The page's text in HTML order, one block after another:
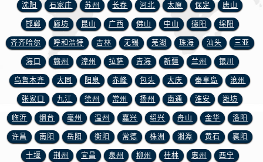
江苏省盐城市盐都区世纪大道5号盐城金融城写字楼1号楼16层1604室宝玑售后服务中心（需提前预约）
江苏省扬州市邗江区国展路29号星耀天地写字楼1号楼18层1803室宝玑售后服务中心（需提前预约）
江苏省镇江市京口区中山东路宝玑售后服务中心（需提前预约）
江西省抚州市临川区赣东大道宝玑售后服务中心（需提前预约）
江西省赣州市章贡区文清路宝玑售后服务中心（需提前预约）
江西省吉安市吉州区井冈山大道宝玑售后服务中心（需提前预约）
江西省景德镇市珠山区珠山中路宝玑售后服务中心（需提前预约）
江西省九江市浔阳区浔阳路宝玑售后服务中心（需提前预约）
江西省南昌市红谷滩新区红谷中大道998号绿地双子塔（中央广场）A1座办公楼14层1407室宝玑售后服务中心（需提前预约）
江西省萍乡市安源区萍安北大道与康庄路交叉口宝玑售后服务中心（需提前预约）
沈阳 石家庄 苏州 长春 河北 太原 保定 唐山
邯郸 廊坊 昆山 广西 佛山 中山 德阳 绵阳
齐齐哈尔 呼和浩特 吉林 无锡 芜湖 珠海 汕头 三亚
海口 赣州 漳州 拉萨 青海 新疆 兰州 银川
乌鲁木齐 大同 阳泉 赤峰 包头 大庆 秦皇岛 沧州
张家口 九江 徐州 常州 扬州 南通 淮安 潍坊
临沂 烟台 亳州 温州 嘉兴 绍兴 舟山 金华 洛阳
许昌 南阳 岳阳 衡阳 常德 株洲 湘潭 黄石 襄阳
十堰 荆州 宜昌 泉州 柳州 桂林 惠州 西宁